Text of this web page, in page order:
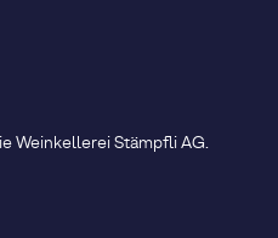
Weinkellerei Stämpfli AG.